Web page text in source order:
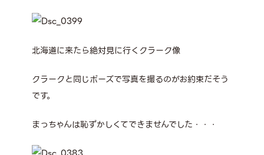
北海道に来たら絶対見に行くクラーク像
クラークと同じポーズで写真を撮るのがお約束だそう
です。
まっちゃんは恥ずかしくてできませんでした・・・